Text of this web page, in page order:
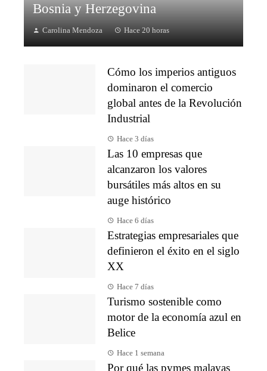
Bosnia y Herzegovina
Carolina Mendoza Hace 20 horas
Cómo los imperios antiguos
dominaron el comercio
global antes de la Revolución
Industrial
Hace 3 días
Las 10 empresas que
alcanzaron los valores
bursátiles más altos en su
auge histórico
Hace 6 días
Estrategias empresariales que
definieron el éxito en el siglo
XX
Hace 7 días
Turismo sostenible como
motor de la economía azul en
Belice
Hace 1 semana
Por qué las pymes malayas